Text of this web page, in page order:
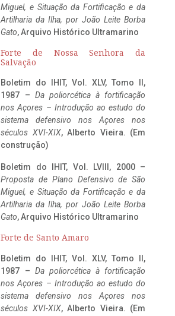
Miguel, e Situação da Fortificação e da
Artilharia da Ilha, por João Leite Borba
Gato, Arquivo Histórico Ultramarino
Forte de Nossa Senhora da
Salvação
Boletim do IHIT, Vol. XLV, Tomo II,
1987 – Da poliorcética à fortificação
nos Açores – Introdução ao estudo do
sistema defensivo nos Açores nos
séculos XVI-XIX, Alberto Vieira. (Em
construção)
Boletim do IHIT, Vol. LVIII, 2000 –
Proposta de Plano Defensivo de São
Miguel, e Situação da Fortificação e da
Artilharia da Ilha, por João Leite Borba
Gato, Arquivo Histórico Ultramarino
Forte de Santo Amaro
Boletim do IHIT, Vol. XLV, Tomo II,
1987 – Da poliorcética à fortificação
nos Açores – Introdução ao estudo do
sistema defensivo nos Açores nos
séculos XVI-XIX, Alberto Vieira. (Em